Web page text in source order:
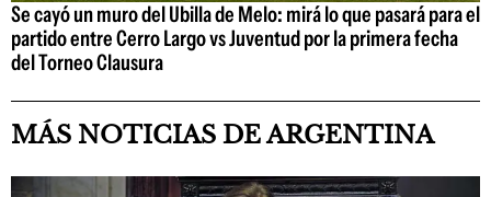
Se cayó un muro del Ubilla de Melo: mirá lo que pasará para el
partido entre Cerro Largo vs Juventud por la primera fecha
del Torneo Clausura
MÁS NOTICIAS DE ARGENTINA